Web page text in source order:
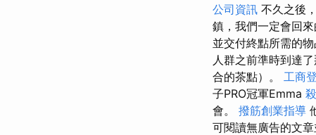
公司資訊 不久之後
鎮，我們一定會回來
並交付終點所需的
人群之前準時到達
合的茶點）。 工商
子PRO冠軍Emma
會。 撥筋創業指導
可閱讀無廣告的文